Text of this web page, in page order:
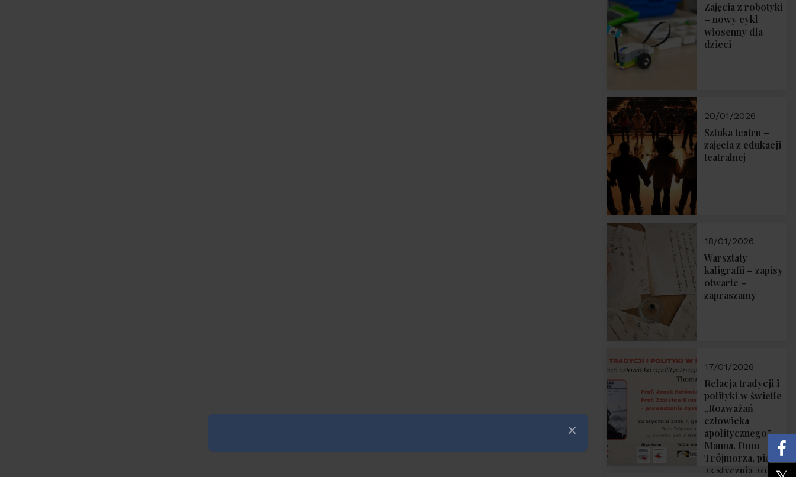
Zajęcia z robotyki
– nowy cykl
wiosenny dla
dzieci
20/01/2026
Sztuka teatru –
zajęcia z edukacji
teatralnej
18/01/2026
Warsztaty
kaligrafii – zapisy
otwarte –
zapraszamy
17/01/2026
Relacja tradycji i
polityki w świetle
„Rozważań
człowieka
apolitycznego”
Manna. Dom
Trójmorza, piątek
23 stycznia 2026
Zamknij